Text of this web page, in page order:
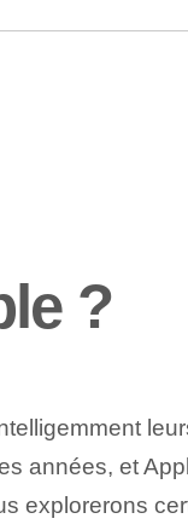
?
années, et
explorerons